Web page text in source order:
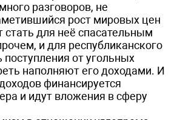
разговоров, не
рост мировых цен
стать для неё спасательным
и для республиканского
от угольных
наполняют его доходами. И
финансируется
и идут вложения в сферу